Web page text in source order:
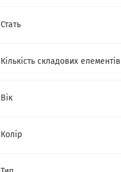
Стать
Кількість складових елементів
Вік
Колір